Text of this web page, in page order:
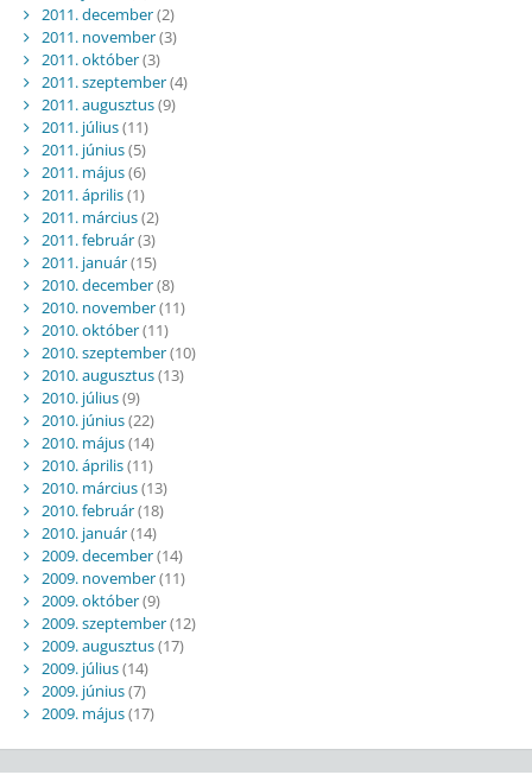
2011. december(2)
2011. november(3)
2011. október(3)
2011. szeptember(4)
2011. augusztus(9)
2011. július(11)
2011. június(5)
2011. május(6)
2011. április(1)
2011. március(2)
2011. február(3)
2011. január(15)
2010. december(8)
2010. november(11)
2010. október(11)
2010. szeptember(10)
2010. augusztus(13)
2010. július(9)
2010. június(22)
2010. május(14)
2010. április(11)
2010. március(13)
2010. február(18)
2010. január(14)
2009. december(14)
2009. november(11)
2009. október(9)
2009. szeptember(12)
2009. augusztus(17)
2009. július(14)
2009. június(7)
2009. május(17)